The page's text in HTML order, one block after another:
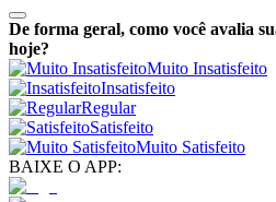
De forma geral, como você avalia
hoje?
Muito Insatisfeito
Insatisfeito
Regular
Satisfeito
Muito Satisfeito
BAIXE O APP: